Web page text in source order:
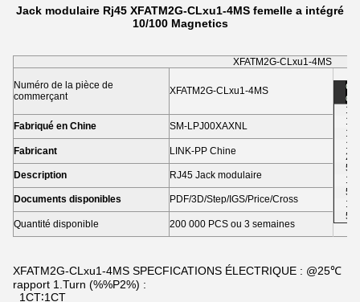
Jack modulaire Rj45 XFATM2G-CLxu1-4MS femelle a intégré
10/100 Magnetics
XFATM2G-CLxu1-4MS
Numéro de la pièce de
commerçant
XFATM2G-CLxu1-4MS
1-5
5
10
50
Fabriqué en Chine SM-LPJ00XAXNL
Fabricant LINK-PP Chine
Description RJ45 Jack modulaire
Documents disponibles PDF/3D/Step/IGS/Price/Cross
Quantité disponible 200 000 PCS ou 3 semaines
XFATM2G-CLxu1-4MS SPECFICATIONS ÉLECTRIQUE : @25℃
rapport 1.Turn (%%P2%) :
1CT∶1CT